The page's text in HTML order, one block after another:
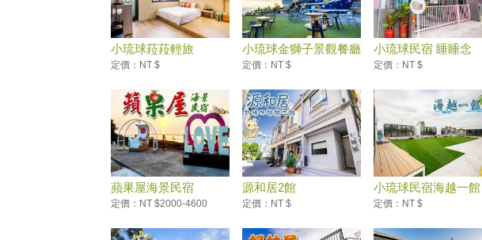
小琉球菈菈輕旅
定價：NT $
小琉球金獅子景觀餐廳
定價：NT $
小琉球民宿 睡睡念
民...
定價：NT $
蘋果屋海景民宿
定價：NT $2000-4600
源和居2館
定價：NT $
小琉球民宿海越一館
定價：NT $